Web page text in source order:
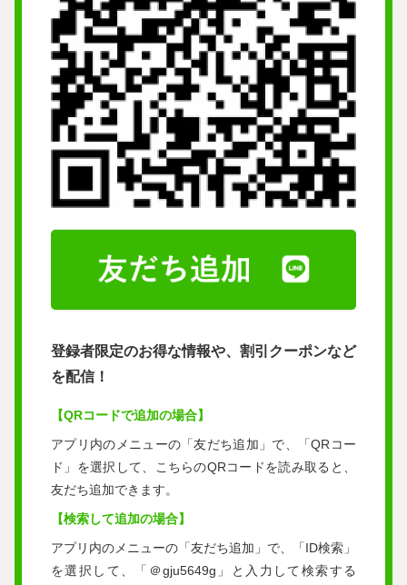
登録者限定のお得な情報や、割引クーポンなど
を配信！
【QRコードで追加の場合】
アプリ内のメニューの「友だち追加」で、「QRコー
ド」を選択して、こちらのQRコードを読み取ると、
友だち追加できます。
【検索して追加の場合】
アプリ内のメニューの「友だち追加」で、「ID検索」
を選択して、「＠gju5649g」と⼊⼒して検索する